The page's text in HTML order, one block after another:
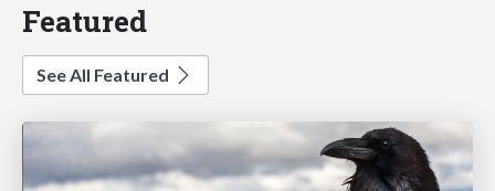
Featured
See All Featured